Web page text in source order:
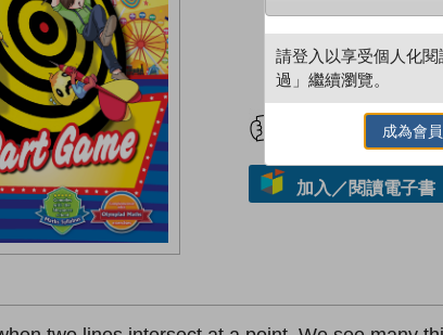
試閲
加入／閱讀電子書
請登入以享受個人化
過」繼續瀏覽。
成為會員